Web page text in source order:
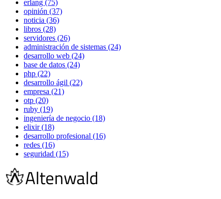
erlang (75)
opinión (37)
noticia (36)
libros (28)
servidores (26)
administración de sistemas (24)
desarrollo web (24)
base de datos (24)
php (22)
desarrollo ágil (22)
empresa (21)
otp (20)
ruby (19)
ingeniería de negocio (18)
elixir (18)
desarrollo profesional (16)
redes (16)
seguridad (15)